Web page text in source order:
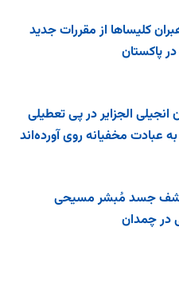
کلیساها از مقررات جدید
پاکستان
الجزایر در پی تعطیلی
عبادت مخفیانه روی آورده‌اند
جسد مُبشر مسیحی
در چمدان